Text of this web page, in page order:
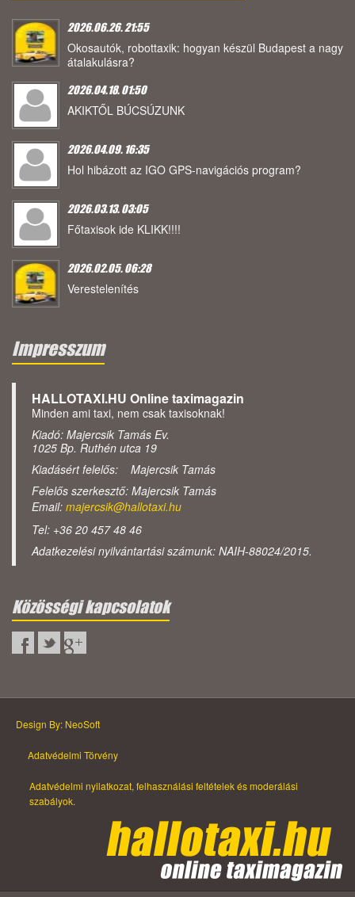
2026.06.26. 21:55
Okosautók, robottaxik: hogyan készül Budapest a nagy
átalakulásra?
2026.04.18. 01:50
AKIKTŐL BÚCSÚZUNK
2026.04.09. 16:35
Hol hibázott az IGO GPS-navigációs program?
2026.03.13. 03:05
Főtaxisok ide KLIKK!!!!
2026.02.05. 06:28
Verestelenítés
Impresszum
HALLOTAXI.HU Online taximagazin
Minden ami taxi, nem csak taxisoknak!
Kiadó: Majercsik Tamás Ev.
1025 Bp. Ruthén utca 19
Kiadásért felelős: Majercsik Tamás
Felelős szerkesztő: Majercsik Tamás
Email: majercsik@hallotaxi.hu
Tel: +36 20 457 48 46
Adatkezelési nyilvántartási számunk: NAIH-88024/2015.
Közösségi kapcsolatok
Design By: NeoSoft
Adatvédelmi Törvény
Adatvédelmi nyilatkozat, felhasználási feltételek és moderálási
szabályok.